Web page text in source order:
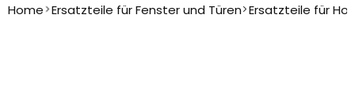
Home Ersatzteile für Fenster und Türen Ersatzteile für